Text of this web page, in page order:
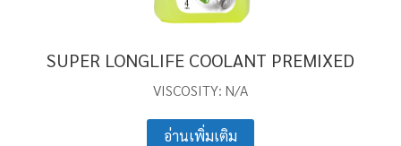
SUPER LONGLIFE COOLANT PREMIXED
VISCOSITY: N/A
อ่านเพิ่มเติม